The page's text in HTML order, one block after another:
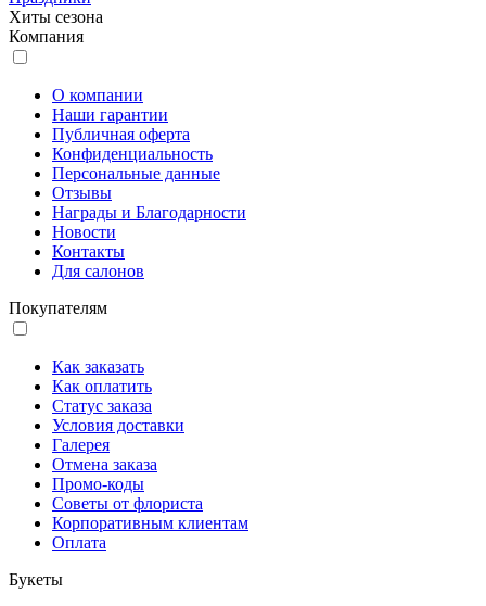
Хиты сезона
Компания
О компании
Наши гарантии
Публичная оферта
Конфиденциальность
Персональные данные
Отзывы
Награды и Благодарности
Новости
Контакты
Для салонов
Покупателям
Как заказать
Как оплатить
Статус заказа
Условия доставки
Галерея
Отмена заказа
Промо-коды
Советы от флориста
Корпоративным клиентам
Оплата
Букеты